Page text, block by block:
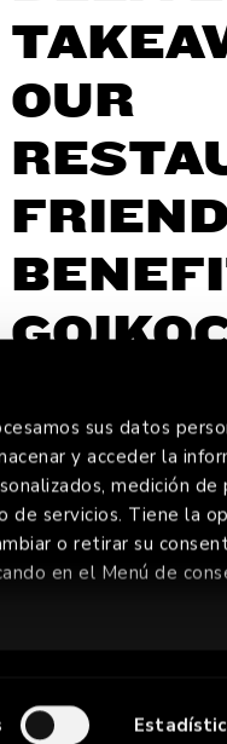
sus datos
y acceder la
medición de
servicios. Tiene la
o retirar su
en el Menú de
activamente para
OUR